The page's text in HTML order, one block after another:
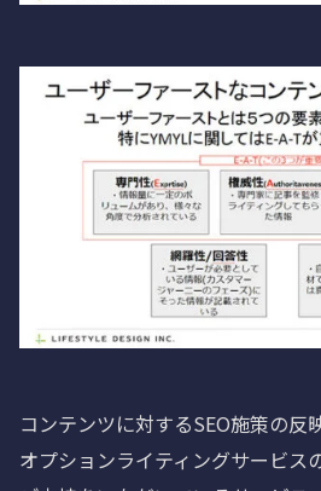
コンテンツに対するSEO施策の反
オプションライティングサービス